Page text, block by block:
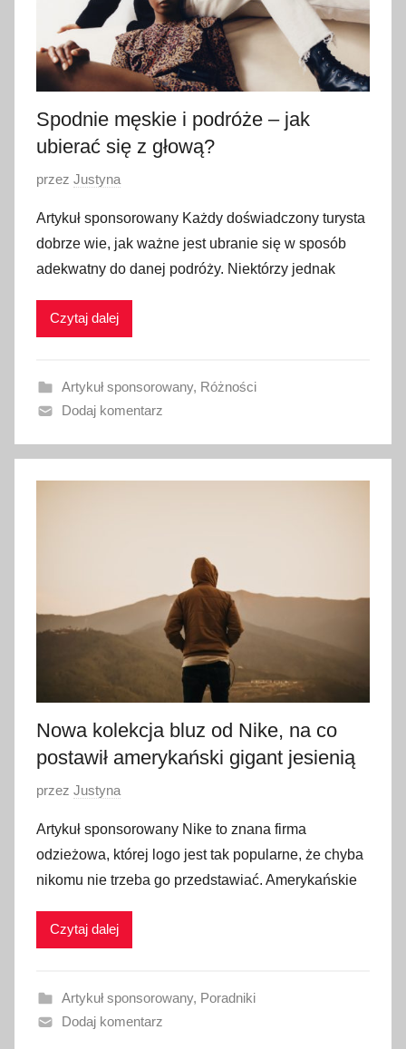
Spodnie męskie i podróże – jak
ubierać się z głową?
O
u
b
l
i
a
n
2
9
przez Justyna
Artykuł sponsorowany Każdy doświadczony turysta
dobrze wie, jak ważne jest ubranie się w sposób
adekwatny do danej podróży. Niektórzy jednak
Czytaj dalej
Artykuł sponsorowany, Różności
Dodaj komentarz
Nowa kolekcja bluz od Nike, na co
postawił amerykański gigant jesienią
O
u
b
l
i
a
n
przez Justyna
Artykuł sponsorowany Nike to znana firma
odzieżowa, której logo jest tak popularne, że chyba
nikomu nie trzeba go przedstawiać. Amerykańskie
Czytaj dalej
Artykuł sponsorowany, Poradniki
Dodaj komentarz